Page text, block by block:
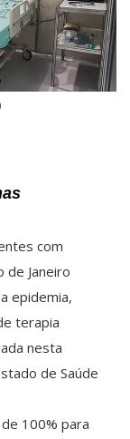
com
de Janeiro
epidemia,
terapia
nesta
de Saúde
100% para